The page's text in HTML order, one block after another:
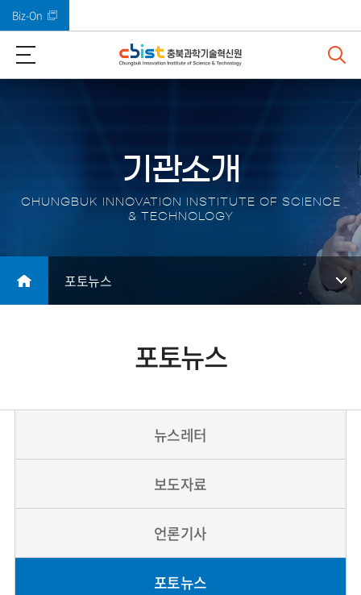
Biz-On
기관소개
CHUNGBUK INNOVATION INSTITUTE OF SCIENCE
& TECHNOLOGY
포토뉴스
포토뉴스
뉴스레터
보도자료
언론기사
포토뉴스